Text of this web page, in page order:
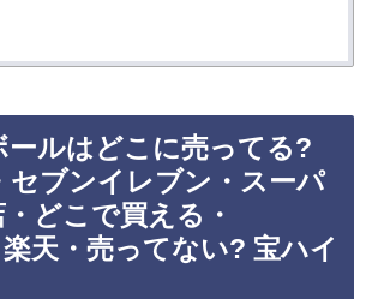
ールはどこに売ってる?
セブンイレブン・スーパ
どこで買える・
天・売ってない? 宝ハイ